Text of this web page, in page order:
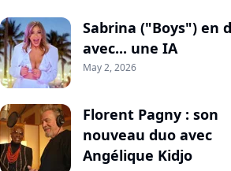
Sabrina ("Boys") en
avec... une IA
May 2, 2026
Florent Pagny : son
nouveau duo avec
Angélique Kidjo